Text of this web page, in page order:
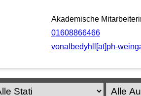
Akademische
01608866466
vonalbedyhll[at]ph-